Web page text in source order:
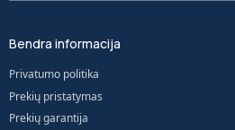
Bendra informacija
Privatumo politika
Prekių pristatymas
Prekių garantija